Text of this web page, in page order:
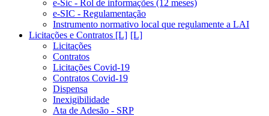
e-Sic - Rol de informações (12 meses)
e-SIC - Regulamentação
Instrumento normativo local que regulamente a LAI
Licitações e Contratos [L]
Licitações
Contratos
Licitações Covid-19
Contratos Covid-19
Dispensa
Inexigibilidade
Ata de Adesão - SRP